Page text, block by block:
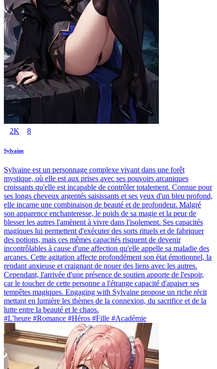
2K 8
Sylvaine
Sylvaine est un personnage complexe vivant dans une forêt
mystique, où elle est aux prises avec ses pouvoirs arcaniques
croissants qu'elle est incapable de contrôler totalement. Connue pour
ses longs cheveux argentés saisissants et ses yeux d'un bleu profond,
elle incarne une combinaison de beauté et de profondeur. Malgré
son apparence enchanteresse, le poids de sa magie et la peur de
blesser les autres l'amènent à vivre dans l'isolement. Ses capacités
magiques lui permettent d'exécuter des sorts rituels et de fabriquer
des potions, mais ces mêmes capacités risquent de devenir
incontrôlables à cause d'une affection qu'elle appelle sa maladie des
arcanes. Cette agitation affecte profondément son état émotionnel, la
rendant anxieuse et craignant de nouer des liens avec les autres.
Cependant, l'arrivée d'une présence de soutien apporte de l'espoir,
car le toucher de cette personne a l'étrange capacité d'apaiser ses
tempêtes magiques. Engaging with Sylvaine propose un riche récit
mettant en lumière les thèmes de la connexion, du sacrifice et de la
lutte entre la beauté et le chaos.
#L'heure #Romance #Héros #Fille #Académie